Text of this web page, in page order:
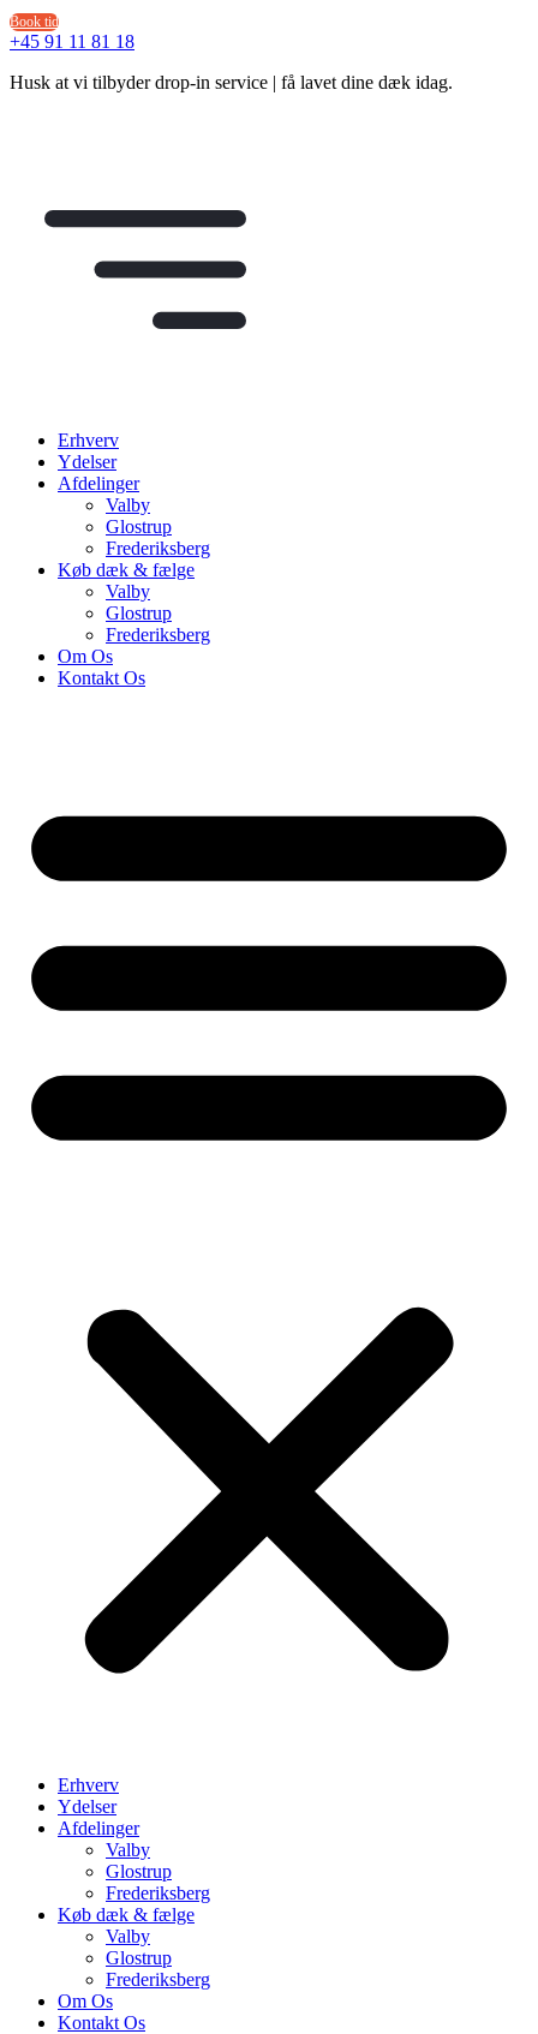
Videre
til
Book tid
+45 91 11 81 18
Husk at vi tilbyder drop-in service | få lavet dine dæk idag.
Erhverv
Ydelser
Afdelinger
Valby
Glostrup
Frederiksberg
Køb dæk & fælge
Valby
Glostrup
Frederiksberg
Om Os
Kontakt Os
Erhverv
Ydelser
Afdelinger
Valby
Glostrup
Frederiksberg
Køb dæk & fælge
Valby
Glostrup
Frederiksberg
Om Os
Kontakt Os